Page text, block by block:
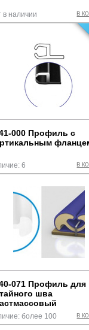
в
в наличии
000 Профиль с
в
6
071 Профиль для
шва
в
более 100